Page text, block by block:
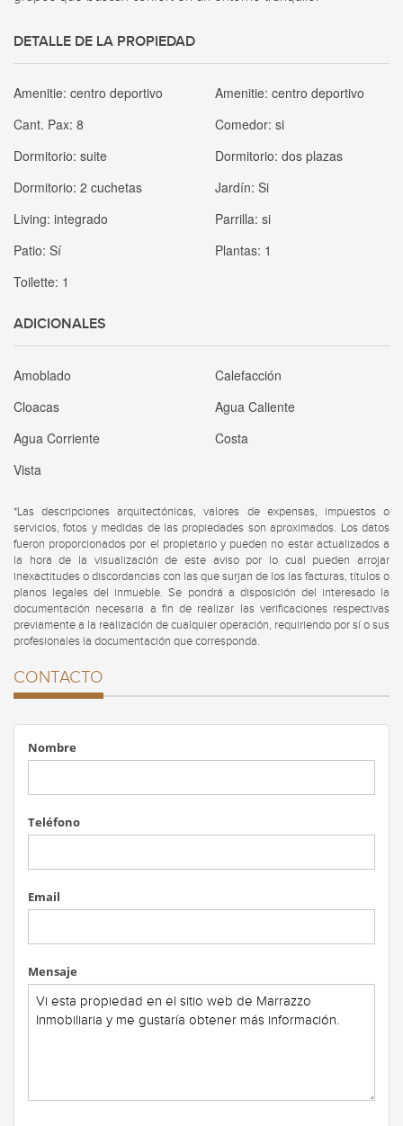
DETALLE DE LA PROPIEDAD
Amenitie: centro deportivo Amenitie: centro deportivo
Cant. Pax: 8 Comedor: si
Dormitorio: suite Dormitorio: dos plazas
Dormitorio: 2 cuchetas Jardín: Si
Living: integrado Parrilla: si
Patio: Sí Plantas: 1
Toilette: 1
ADICIONALES
Amoblado
Calefacción
Cloacas
Agua Caliente
Agua Corriente
Costa
Vista
*Las descripciones arquitectónicas, valores de expensas, impuestos o
servicios, fotos y medidas de las propiedades son aproximados. Los datos
fueron proporcionados por el propietario y pueden no estar actualizados a
la hora de la visualización de este aviso por lo cual pueden arrojar
inexactitudes o discordancias con las que surjan de los las facturas, títulos o
planos legales del inmueble. Se pondrá a disposición del interesado la
documentación necesaria a fin de realizar las verificaciones respectivas
previamente a la realización de cualquier operación, requiriendo por sí o sus
profesionales la documentación que corresponda.
CONTACTO
Nombre
Teléfono
Email
Mensaje